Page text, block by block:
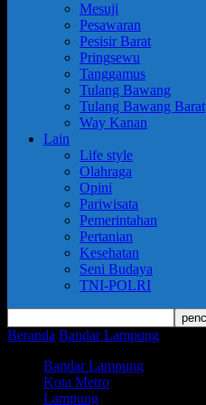
Mesuji
Pesawaran
Pesisir Barat
Pringsewu
Tanggamus
Tulang Bawang
Tulang Bawang Barat
Way Kanan
Lain
Life style
Olahraga
Opini
Pariwisata
Pemerintahan
Pertanian
Kesehatan
Seni Budaya
TNI-POLRI
Beranda Bandar Lampung
Bandar Lampung
Kota Metro
Lampung